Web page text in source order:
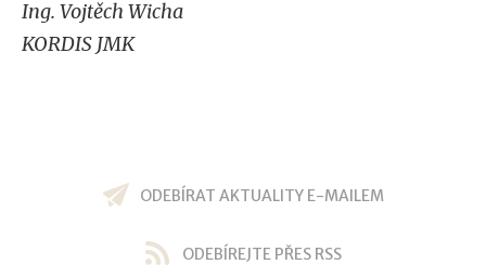
Ing. Vojtěch Wicha
KORDIS JMK
ODEBÍRAT AKTUALITY E-MAILEM
ODEBÍREJTE PŘES RSS